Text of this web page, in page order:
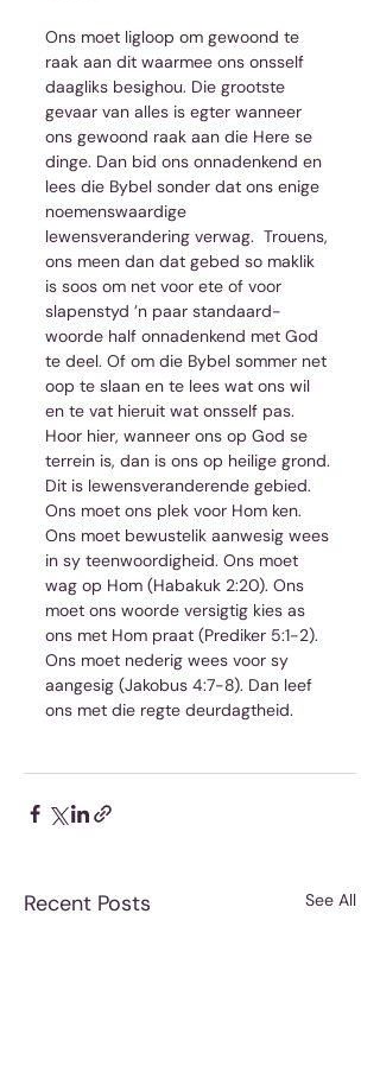
Ons moet ligloop om gewoond te
raak aan dit waarmee ons onsself
daagliks besighou. Die grootste
gevaar van alles is egter wanneer
ons gewoond raak aan die Here se
dinge. Dan bid ons onnadenkend en
lees die Bybel sonder dat ons enige
noemenswaardige
lewensverandering verwag.  Trouens,
ons meen dan dat gebed so maklik
is soos om net voor ete of voor
slapenstyd ’n paar standaard-
woorde half onnadenkend met God
te deel. Of om die Bybel sommer net
oop te slaan en te lees wat ons wil
en te vat hieruit wat onsself pas.
Hoor hier, wanneer ons op God se
terrein is, dan is ons op heilige grond.
Dit is lewensveranderende gebied.
Ons moet ons plek voor Hom ken.
Ons moet bewustelik aanwesig wees
in sy teenwoordigheid. Ons moet
wag op Hom (Habakuk 2:20). Ons
moet ons woorde versigtig kies as
ons met Hom praat (Prediker 5:1-2).
Ons moet nederig wees voor sy
aangesig (Jakobus 4:7-8). Dan leef
ons met die regte deurdagtheid.
Recent Posts See All